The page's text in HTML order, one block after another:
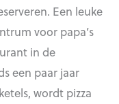
Een leuke
voor papa’s
in de
een paar jaar
wordt pizza